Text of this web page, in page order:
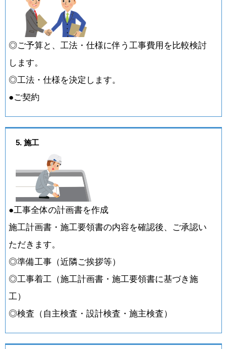
◎ご予算と、工法・仕様に伴う工事費用を比較検討
します。
◎工法・仕様を決定します。
●ご契約
5. 施工
●工事全体の計画書を作成
施工計画書・施工要領書の内容を確認後、ご承認い
ただきます。
◎準備工事（近隣ご挨拶等）
◎工事着工（施工計画書・施工要領書に基づき施
工）
◎検査（自主検査・設計検査・施主検査）